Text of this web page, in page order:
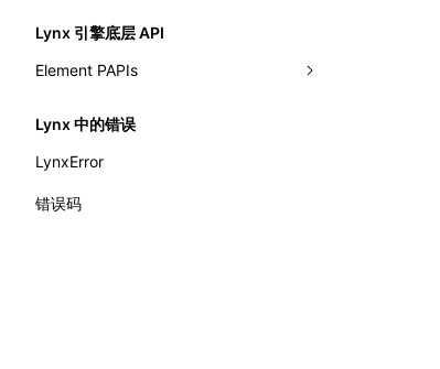
writeCatalogFunctionDefinitions()
writeComponentCatalogs()
border-inline-start-color
border-inline-start-style
border-inline-start-width
border-left-color
border-left-style
subscribeSessionStorage
unsubscribeSessionStorage
unsubscribeMessage
LynxTestingEnv
initElementTree()
LynxTestingEnv
buildQueries()
Lynx 引擎底层 API
Element PAPIs
__AddClass
__AddConfig
__AddDataset
Lynx 中的错误
LynxError
错误码